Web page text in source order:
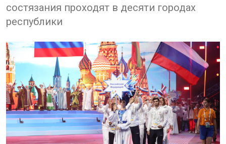
состязания проходят в десяти городах
республики